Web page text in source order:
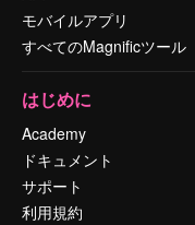
モバイルアプリ
すべてのMagnificツール
はじめに
Academy
ドキュメント
サポート
利用規約